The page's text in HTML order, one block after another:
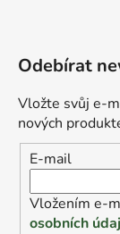
Odebírat
Vložte svůj e-
nových
E-mail
Vložením e-
osobních